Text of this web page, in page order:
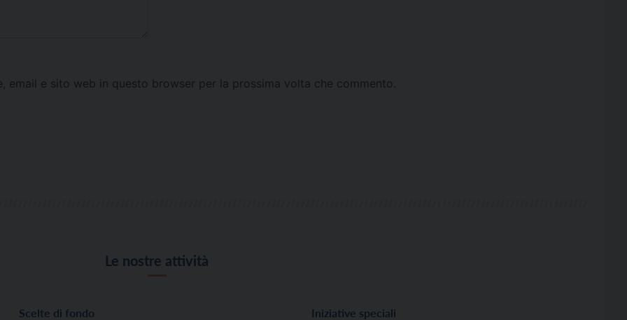
email e sito web in questo browser per la prossima volta che commento.
Le nostre attività
Scelte di fondo
Iniziative speciali